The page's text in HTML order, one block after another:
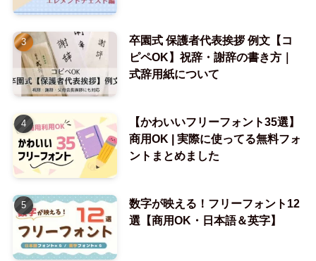
卒園式 保護者代表挨拶 例文【コ
ピペOK】祝辞・謝辞の書き方｜
式辞用紙について
【かわいいフリーフォント35選】
商用OK | 実際に使ってる無料フォ
ントまとめました
数字が映える！フリーフォント12
選【商用OK・日本語＆英字】